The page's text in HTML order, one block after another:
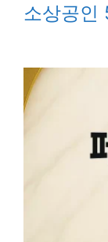
소상공인